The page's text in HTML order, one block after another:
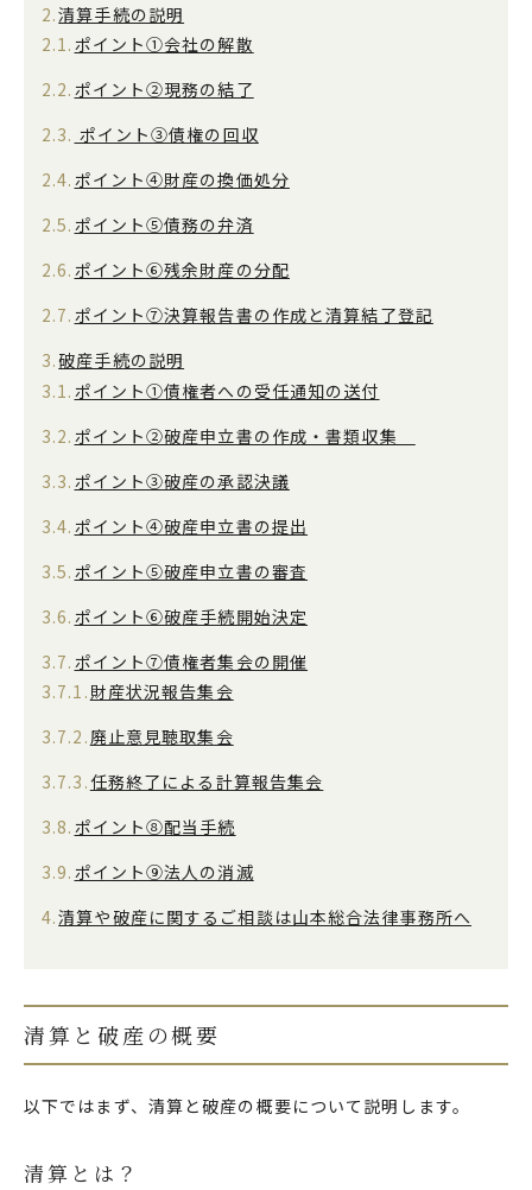
清算手続の説明
ポイント①会社の解散
ポイント②現務の結了
ポイント③債権の回収
ポイント④財産の換価処分
ポイント⑤債務の弁済
ポイント⑥残余財産の分配
ポイント⑦決算報告書の作成と清算結了登記
破産手続の説明
ポイント①債権者への受任通知の送付
ポイント②破産申立書の作成・書類収集
ポイント③破産の承認決議
ポイント④破産申立書の提出
ポイント⑤破産申立書の審査
ポイント⑥破産手続開始決定
ポイント⑦債権者集会の開催
財産状況報告集会
廃止意見聴取集会
任務終了による計算報告集会
ポイント⑧配当手続
ポイント⑨法人の消滅
清算や破産に関するご相談は山本総合法律事務所へ
清算と破産の概要
以下ではまず、清算と破産の概要について説明します。
清算とは？